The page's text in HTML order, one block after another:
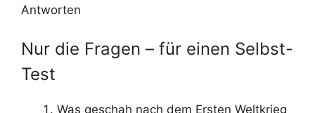
Antworten
Nur die Fragen – für einen Selbst-
Test
Was geschah nach dem Ersten Weltkrieg